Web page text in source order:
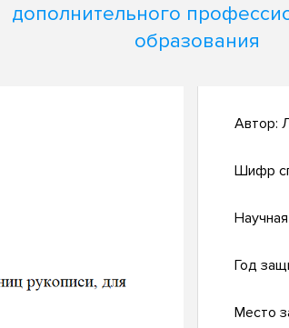
дополнительного
образования
Автор:
Шифр
Год
Место